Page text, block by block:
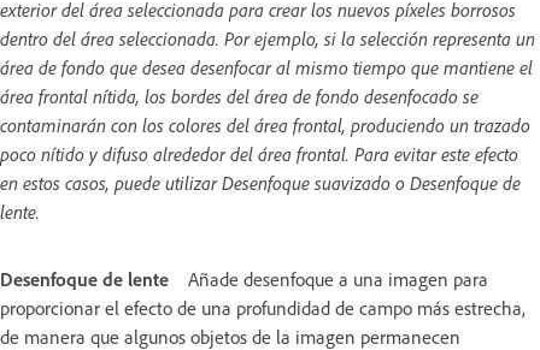
exterior del área seleccionada para crear los nuevos píxeles borrosos
dentro del área seleccionada. Por ejemplo, si la selección representa un
área de fondo que desea desenfocar al mismo tiempo que mantiene el
área frontal nítida, los bordes del área de fondo desenfocado se
contaminarán con los colores del área frontal, produciendo un trazado
poco nítido y difuso alrededor del área frontal. Para evitar este efecto
en estos casos, puede utilizar Desenfoque suavizado o Desenfoque de
lente.
Desenfoque de lente
Añade desenfoque a una imagen para
proporcionar el efecto de una profundidad de campo más estrecha,
de manera que algunos objetos de la imagen permanecen